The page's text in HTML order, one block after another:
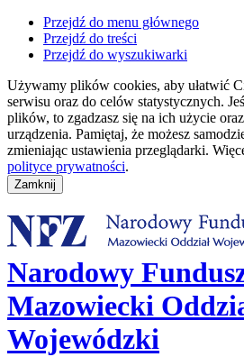
Przejdź do menu głównego
Przejdź do treści
Przejdź do wyszukiwarki
Używamy plików cookies, aby ułatwić
serwisu oraz do celów statystycznych.
plików, to zgadzasz się na ich użycie
urządzenia. Pamiętaj, że możesz
zmieniając ustawienia przeglądarki.
polityce prywatności.
Narodowy
Mazowiecki
Wojewódzki